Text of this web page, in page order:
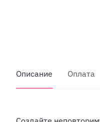
Описание Оплата